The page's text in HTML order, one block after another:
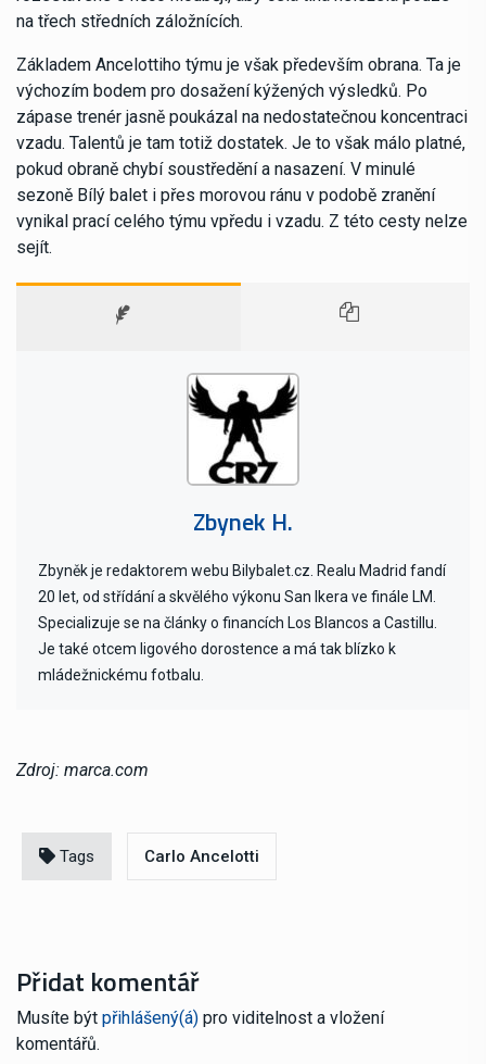
na třech středních záložnících.
Základem Ancelottiho týmu je však především obrana. Ta je
výchozím bodem pro dosažení kýžených výsledků. Po
zápase trenér jasně poukázal na nedostatečnou koncentraci
vzadu. Talentů je tam totiž dostatek. Je to však málo platné,
pokud obraně chybí soustředění a nasazení. V minulé
sezoně Bílý balet i přes morovou ránu v podobě zranění
vynikal prací celého týmu vpředu i vzadu. Z této cesty nelze
sejít.
Zbynek H.
Zbyněk je redaktorem webu Bilybalet.cz. Realu Madrid fandí
20 let, od střídání a skvělého výkonu San Ikera ve finále LM.
Specializuje se na články o financích Los Blancos a Castillu.
Je také otcem ligového dorostence a má tak blízko k
mládežnickému fotbalu.
Zdroj: marca.com
Tags Carlo Ancelotti
Přidat komentář
Musíte být přihlášený(á) pro viditelnost a vložení
komentářů.